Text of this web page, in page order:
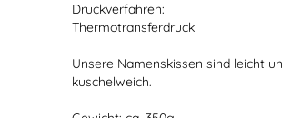
Druckverfahren:
Thermotransferdruck
Unsere Namenskissen sind leicht
kuschelweich.